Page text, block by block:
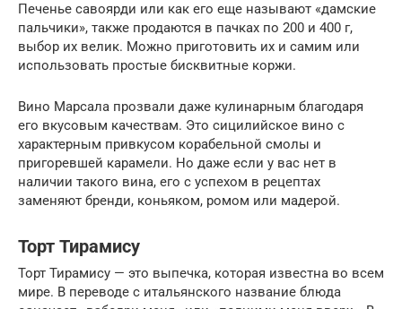
Печенье савоярди или как его еще называют «дамские
пальчики», также продаются в пачках по 200 и 400 г,
выбор их велик. Можно приготовить их и самим или
использовать простые бисквитные коржи.
Вино Марсала прозвали даже кулинарным благодаря
его вкусовым качествам. Это сицилийское вино с
характерным привкусом корабельной смолы и
пригоревшей карамели. Но даже если у вас нет в
наличии такого вина, его с успехом в рецептах
заменяют бренди, коньяком, ромом или мадерой.
Торт Тирамису
Торт Тирамису — это выпечка, которая известна во всем
мире. В переводе с итальянского название блюда